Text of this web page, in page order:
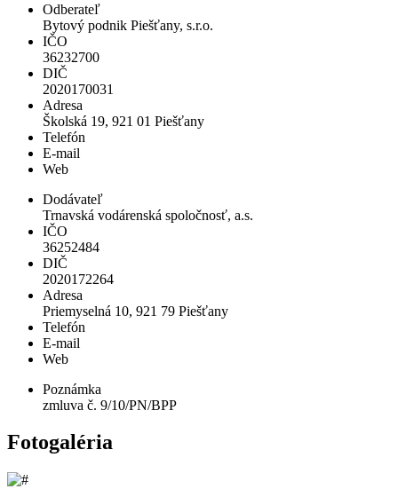
Odberateľ
Bytový podnik Piešťany, s.r.o.
IČO
36232700
DIČ
2020170031
Adresa
Školská 19, 921 01 Piešťany
Telefón
E-mail
Web
Dodávateľ
Trnavská vodárenská spoločnosť, a.s.
IČO
36252484
DIČ
2020172264
Adresa
Priemyselná 10, 921 79 Piešťany
Telefón
E-mail
Web
Poznámka
zmluva č. 9/10/PN/BPP
Fotogaléria